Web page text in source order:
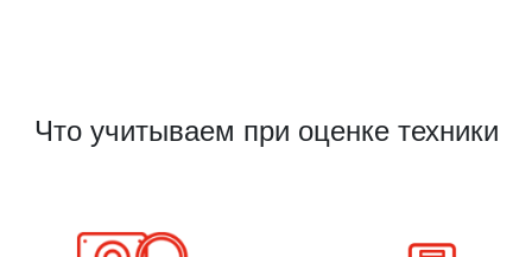
Что учитываем при оценке техники